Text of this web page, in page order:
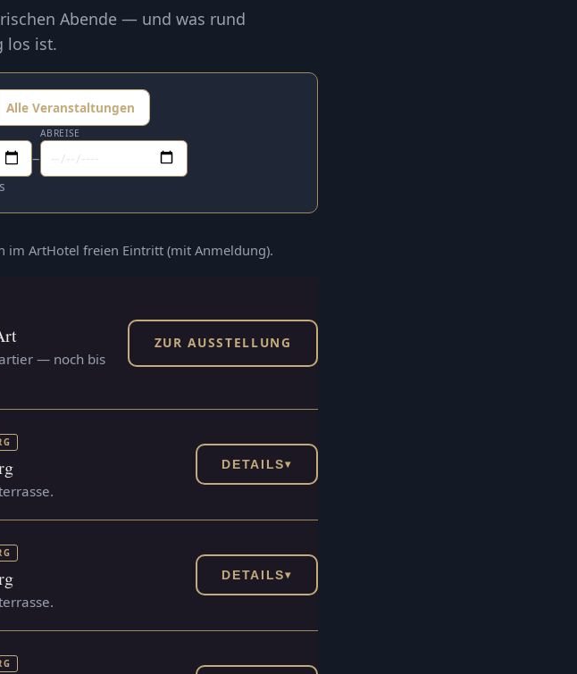
Abende — und was rund
los ist.
Alle Veranstaltungen
–
ABREISE
im ArtHotel freien Eintritt (mit Anmeldung).
— noch bis
ZUR AUSSTELLUNG
DETAILS▾
DETAILS▾